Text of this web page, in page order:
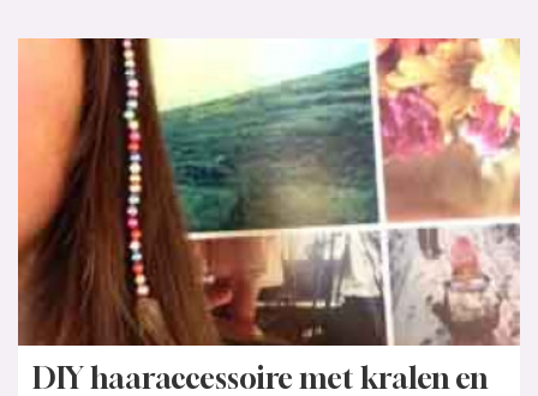
DIY haaraccessoire met kralen en